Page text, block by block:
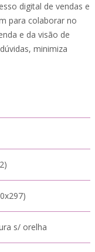
digital de vendas e
para colaborar no
e da visão de
minimiza
s/ orelha